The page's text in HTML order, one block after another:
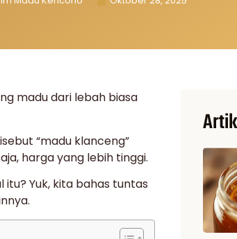
madu dari lebah biasa
“madu klanceng”
harga yang lebih tinggi.
Yuk, kita bahas tuntas